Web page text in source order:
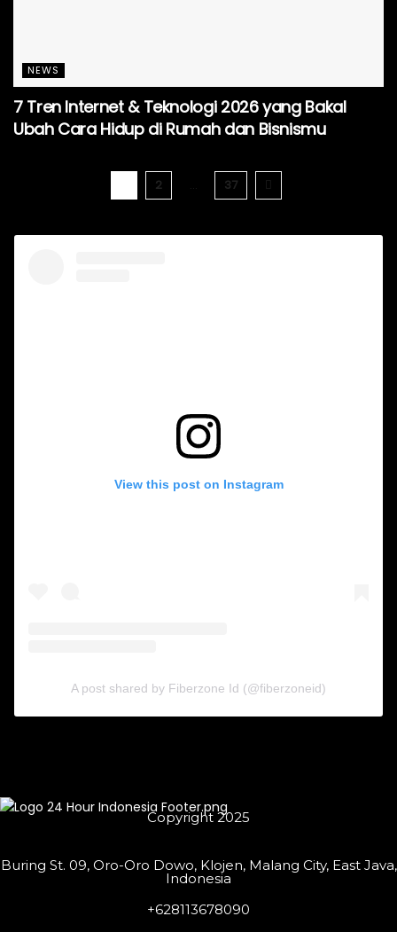
NEWS
7 Tren Internet & Teknologi 2026 yang Bakal
Ubah Cara Hidup di Rumah dan Bisnismu
2 … 37
View this post on Instagram
A post shared by Fiberzone Id (@fiberzoneid)
Copyright 2025
Buring St. 09, Oro-Oro Dowo, Klojen, Malang City, East Java,
Indonesia
+628113678090